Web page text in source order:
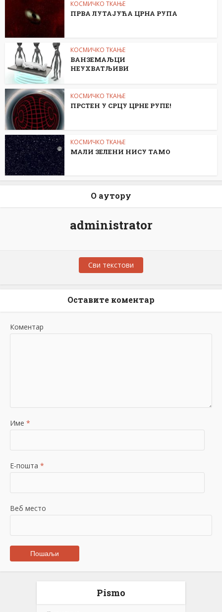
КОСМИЧКО ТКАЊЕ
ПРВА ЛУТАЈУЋА ЦРНА РУПА
КОСМИЧКО ТКАЊЕ
ВАНЗЕМАЉЦИ
НЕУХВАТЉИВИ
КОСМИЧКО ТКАЊЕ
ПРСТЕН У СРЦУ ЦРНЕ РУПЕ!
КОСМИЧКО ТКАЊЕ
МАЛИ ЗЕЛЕНИ НИСУ ТАМО
О аутору
administrator
Сви текстови
Оставите коментар
Коментар
Име *
Е-пошта *
Веб место
Pismo